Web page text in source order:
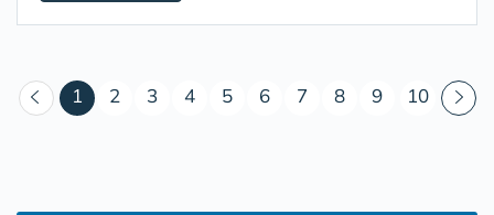
1 (courant)
2 3 4 5 6 7 8 9 10